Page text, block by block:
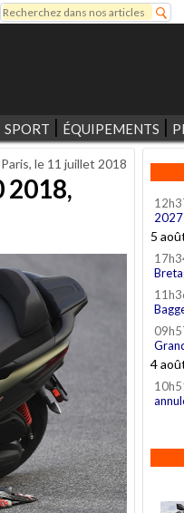
Formulaire de recherche
Rechercher
SPORT ÉQUIPEMENTS
Paris, le 11 juillet 2018
2018,
2027
5
4